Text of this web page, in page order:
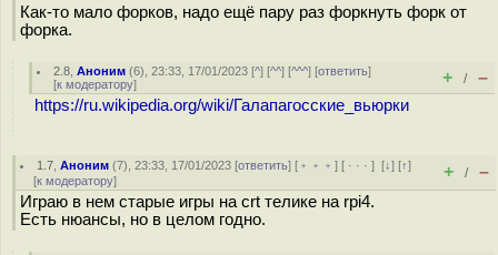
Как-то мало форков, надо ещё пару раз форкнуть форк от
форка.
2.8 ,Аноним (6), 23:33, 17/01/2023 [^] [^^] [^^^] [ответить]
[к модератору] + / –
https://ru.wikipedia.org/wiki/Галапагосские_вьюрки
1.7 ,Аноним (7), 23:33, 17/01/2023 [ответить] [ ﹢﹢﹢] [ · · ·][↓] [↑]
[к модератору] + / –
Играю в нем старые игры на crt телике на rpi4.
Есть нюансы, но в целом годно.